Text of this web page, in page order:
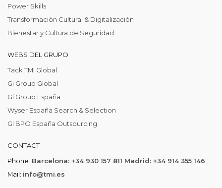
Power Skills
Transformación Cultural & Digitalización
Bienestar y Cultura de Seguridad
WEBS DEL GRUPO
Tack TMI Global
Gi Group Global
Gi Group España
Wyser España Search & Selection
Gi BPO España Outsourcing
CONTACT
Phone: Barcelona: +34 930 157 811 Madrid: +34 914 355 146
Mail: info@tmi.es